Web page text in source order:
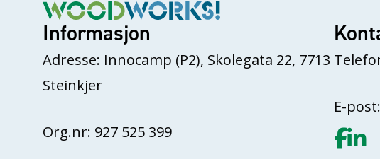
Informasjon
Adresse: Innocamp (P2), Skolegata 22, 7713
Steinkjer
Org.nr: 927 525 399
E-post:
Gå til
Gå